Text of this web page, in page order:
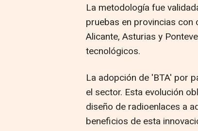
La metodología fue
pruebas en provincias con
Alicante, Asturias y
tecnológicos.
La adopción de 'BTA' por
el sector. Esta evolución
diseño de radioenlaces a
beneficios de esta